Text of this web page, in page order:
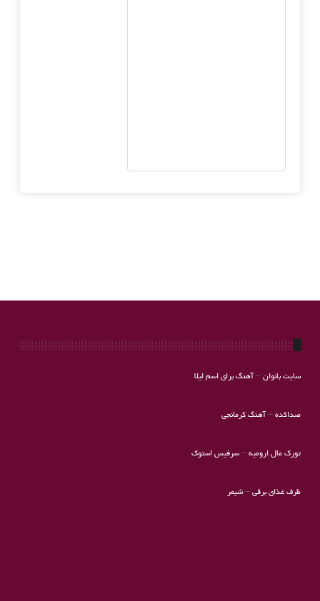
سایت بانوان– آهنگ برای اسم لیلا
صداکده– آهنگ کرمانجی
تورک مال ارومیه–سرفیس استوک
ظرف غذای برقی– شیمر